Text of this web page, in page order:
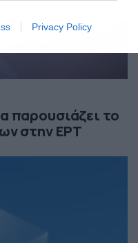
Privacy Policy
παρουσιάζει το
στην ΕΡΤ